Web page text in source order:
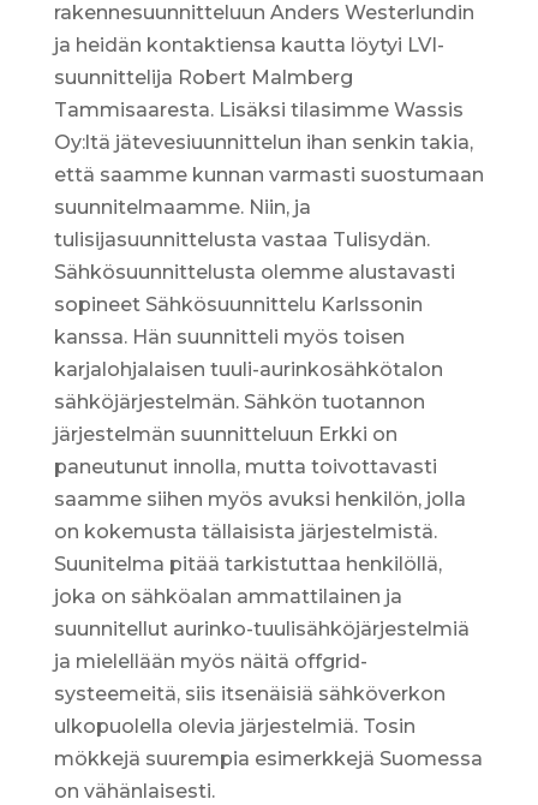
rakennesuunnitteluun Anders Westerlundin
ja heidän kontaktiensa kautta löytyi LVI-
suunnittelija Robert Malmberg
Tammisaaresta. Lisäksi tilasimme Wassis
Oy:ltä jätevesiuunnittelun ihan senkin takia,
että saamme kunnan varmasti suostumaan
suunnitelmaamme. Niin, ja
tulisijasuunnittelusta vastaa Tulisydän.
Sähkösuunnittelusta olemme alustavasti
sopineet Sähkösuunnittelu Karlssonin
kanssa. Hän suunnitteli myös toisen
karjalohjalaisen tuuli-aurinkosähkötalon
sähköjärjestelmän. Sähkön tuotannon
järjestelmän suunnitteluun Erkki on
paneutunut innolla, mutta toivottavasti
saamme siihen myös avuksi henkilön, jolla
on kokemusta tällaisista järjestelmistä.
Suunitelma pitää tarkistuttaa henkilöllä,
joka on sähköalan ammattilainen ja
suunnitellut aurinko-tuulisähköjärjestelmiä
ja mielellään myös näitä offgrid-
systeemeitä, siis itsenäisiä sähköverkon
ulkopuolella olevia järjestelmiä. Tosin
mökkejä suurempia esimerkkejä Suomessa
on vähänlaisesti.